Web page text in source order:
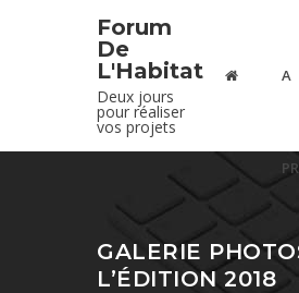
Forum
De
L'Habitat
Deux jours
pour réaliser
vos projets
A
GALERIE
L’ÉDITION 2018